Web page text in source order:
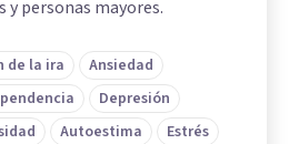
personas mayores.
de la ira
Ansiedad
Depresión
Autoestima Estrés